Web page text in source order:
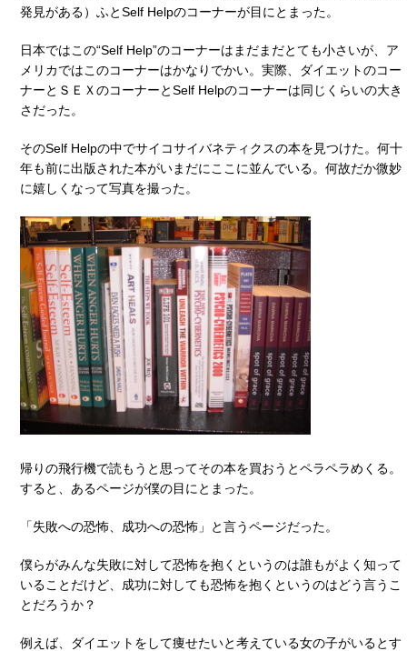
発見がある）ふとSelf Helpのコーナーが目にとまった。
日本ではこの“Self Help”のコーナーはまだまだとても小さいが、ア
メリカではこのコーナーはかなりでかい。実際、ダイエットのコー
ナーとＳＥＸのコーナーとSelf Helpのコーナーは同じくらいの大き
さだった。
そのSelf Helpの中でサイコサイバネティクスの本を見つけた。何十
年も前に出版された本がいまだにここに並んでいる。何故だか微妙
に嬉しくなって写真を撮った。
帰りの飛行機で読もうと思ってその本を買おうとペラペラめくる。
すると、あるページが僕の目にとまった。
「失敗への恐怖、成功への恐怖」と言うページだった。
僕らがみんな失敗に対して恐怖を抱くというのは誰もがよく知って
いることだけど、成功に対しても恐怖を抱くというのはどう言うこ
とだろうか？
例えば、ダイエットをして痩せたいと考えている女の子がいるとす